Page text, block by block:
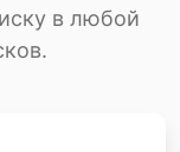
в любой